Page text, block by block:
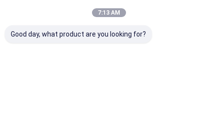
Band-Verdrängungs-LinieChina Fabrik.Copyright © 2026
CHANGZHOU UNITED WIN PACK CO.,LTD. All Rights Reserved.
7:13 AM
Good day, what product are you looking for?